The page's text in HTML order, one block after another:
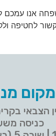
אנו עמכם
לחטיפה
מקום
הצבאי
כניסה